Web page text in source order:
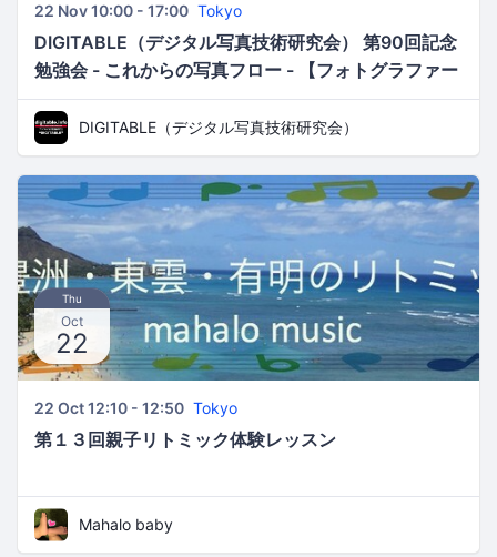
22 Nov 10:00 - 17:00 Tokyo
DIGITABLE（デジタル写真技術研究会） 第90回記念
勉強会 - これからの写真フロー - 【フォトグラファー
による発表、Adobe・Canon技術セミナー】
DIGITABLE（デジタル写真技術研究会）
Thu
Oct
22
22 Oct 12:10 - 12:50 Tokyo
第１３回親子リトミック体験レッスン
Mahalo baby